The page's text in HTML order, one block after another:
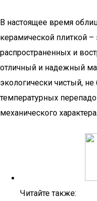
В настоящее время
керамической плиткой
распространенных и
отличный и надежный
экологически чистый, не
температурных
механического характера.
Читайте также: